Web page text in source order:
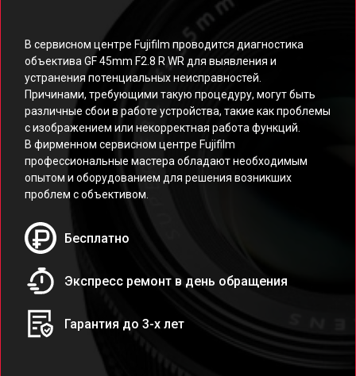
В сервисном центре Fujifilm проводится диагностика
объектива GF 45mm F2.8 R WR для выявления и
устранения потенциальных неисправностей.
Причинами, требующими такую процедуру, могут быть
различные сбои в работе устройства, такие как проблемы
с изображением или некорректная работа функций.
В фирменном сервисном центре Fujifilm
профессиональные мастера обладают необходимым
опытом и оборудованием для решения возникших
проблем с объективом.
Бесплатно
Экспресс ремонт в день обращения
Гарантия до 3-х лет